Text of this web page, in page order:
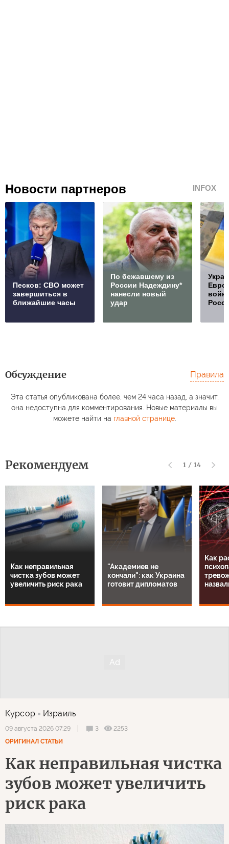
Новости партнеров INFOX
Песков: СВО может
завершиться в
ближайшие часы
По бежавшему из
России Надеждину*
нанесли новый
удар
Обсуждение Правила
Эта статья опубликована более, чем 24 часа назад, а значит,
она недоступна для комментирования. Новые материалы вы
можете найти на главной странице.
Рекомендуем 1 / 14
Как неправильная
чистка зубов может
увеличить риск рака
"Академиев не
кончали": как Украина
готовит дипломатов
Как
Курсор Израиль
09 августа 2026 07:29 3
2253
ОРИГИНАЛ СТАТЬИ
Как неправильная чистка
зубов может увеличить
риск рака